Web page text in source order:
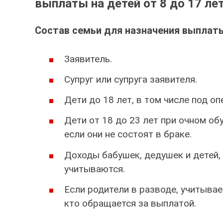
выплаты на детей от 8 до 17
Состав семьи для назначения
Заявитель.
Супруг или супруга заявителя.
Дети до 18 лет, в том числе под
Дети от 18 до 23 лет при очном
если они не состоят в браке.
Доходы бабушек, дедушек и детей,
учитываются.
Если родители в разводе,
кто обращается за выплатой.